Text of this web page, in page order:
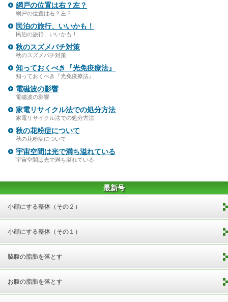
網戸の位置は右？左？
網戸の位置は右？左？
民泊の旅行、いいかも！
民泊の旅行、いいかも！
秋のスズメバチ対策
秋のスズメバチ対策
知っておくべき『光免疫療法』
知っておくべき『光免疫療法』
電磁波の影響
電磁波の影響
家電リサイクル法での処分方法
家電リサイクル法での処分方法
秋の花粉症について
秋の花粉症について
宇宙空間は光で満ち溢れている
宇宙空間は光で満ち溢れている
最新号
小顔にする整体（その２）
小顔にする整体（その１）
脇腹の脂肪を落とす
お腹の脂肪を落とす